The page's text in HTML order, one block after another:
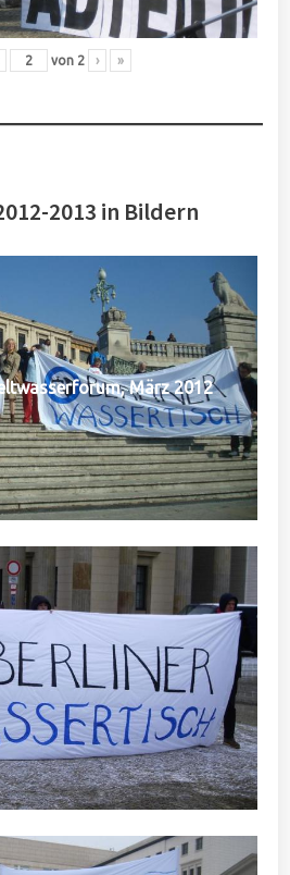
von 2 › »
2013 in Bildern
März 2012